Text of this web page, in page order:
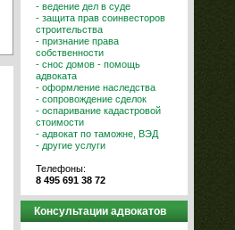
- ведение дел в суде
- защита прав соинвесторов
строительства
- признание права
собственности
- снос домов - помощь
адвоката
- оформление наследства
- сопровождение сделок
- оспаривание кадастровой
стоимости
- адвокат по таможне, ВЭД
- другие услуги
Телефоны:
8 495 691 38 72
Консультации адвокатов